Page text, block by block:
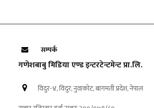
सम्पर्क
गणेशबाबु मिडिया एण्ड इन्टरटेन्टमेन्ट प्रा.लि.
विदुर-४, विदुर, नुवाकोट, बागमती प्रदेश, नेपाल